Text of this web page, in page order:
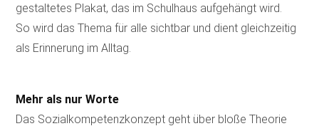
gestaltetes Plakat, das im Schulhaus aufgehängt wird.
So wird das Thema für alle sichtbar und dient gleichzeitig
als Erinnerung im Alltag.
Mehr als nur Worte
Das Sozialkompetenzkonzept geht über bloße Theorie